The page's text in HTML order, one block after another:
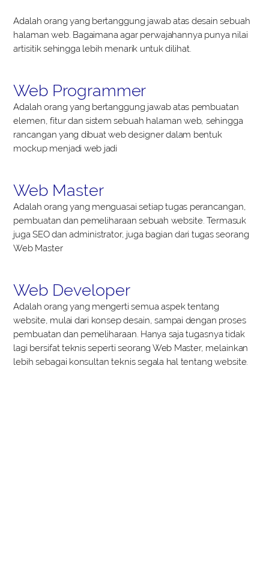
Adalah orang yang bertanggung jawab atas desain sebuah
halaman web. Bagaimana agar perwajahannya punya nilai
artisitik sehingga lebih menarik untuk dilihat.
Web Programmer
Adalah orang yang bertanggung jawab atas pembuatan
elemen, fitur dan sistem sebuah halaman web, sehingga
rancangan yang dibuat web designer dalam bentuk
mockup menjadi web jadi
Web Master
Adalah orang yang menguasai setiap tugas perancangan,
pembuatan dan pemeliharaan sebuah website. Termasuk
juga SEO dan administrator, juga bagian dari tugas seorang
Web Master
Web Developer
Adalah orang yang mengerti semua aspek tentang
website, mulai dari konsep desain, sampai dengan proses
pembuatan dan pemeliharaan. Hanya saja tugasnya tidak
lagi bersifat teknis seperti seorang Web Master, melainkan
lebih sebagai konsultan teknis segala hal tentang website.